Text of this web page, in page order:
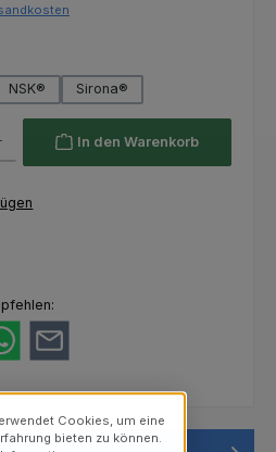
NSK® Sirona®
In den Warenkorb
Cookies, um eine
bieten zu können.